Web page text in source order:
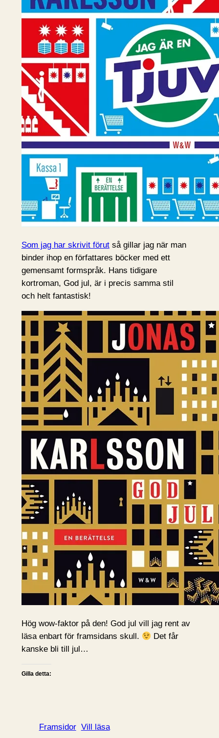
Som jag har skrivit förutså gillar jag när man
binder ihop en författares böcker med ett
gemensamt formspråk. Hans tidigare
kortroman, God jul, är i precis samma stil
och helt fantastisk!
Hög wow-faktor på den! God jul vill jag rent av
läsa enbart för framsidans skull.
Det får
kanske bli till jul…
Gilla detta:
Framsidor Vill läsa